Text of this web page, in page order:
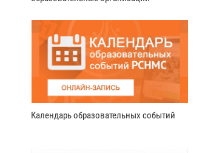
Календарь образовательных событий